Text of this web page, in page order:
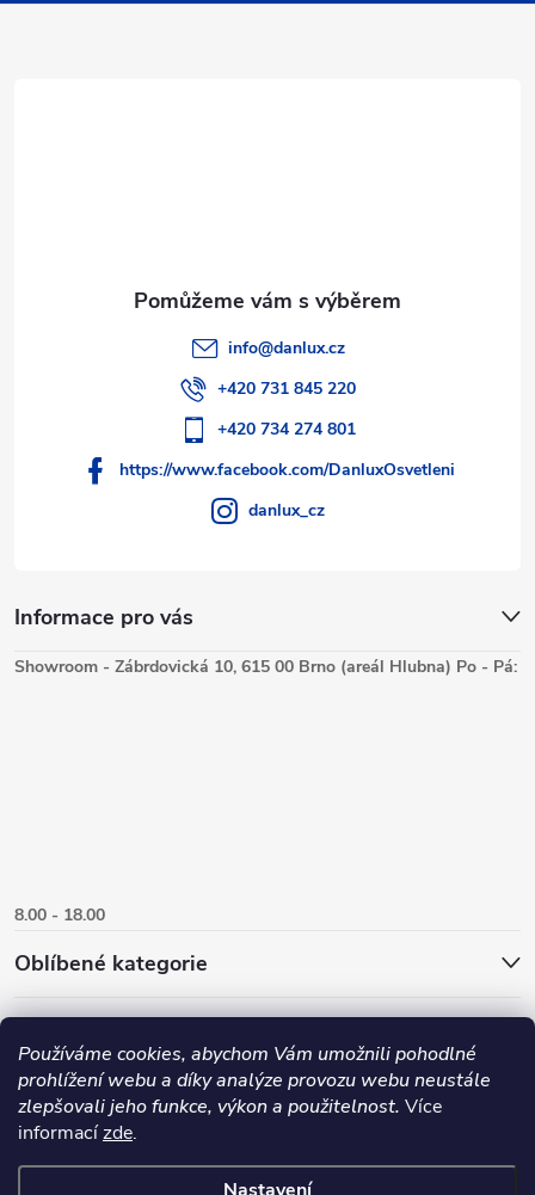
Používáme cookies, abychom Vám umožnili pohodlné
prohlížení webu a díky analýze provozu webu neustále
zlepšovali jeho funkce, výkon a použitelnost. Více
informacízde.
Informace pro vás
info@danlux.cz
+420 731 845 220
+420 734 274 801
https://www.facebook.com/DanluxOsvetleni
danlux_cz
Showroom - Zábrdovická 10, 615 00 Brno (areál Hlubna) Po - Pá:
8.00 - 18.00
Oblíbené kategorie